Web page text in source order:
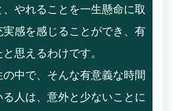
やれることを一生懸命に取
感を感じることができ、有
思えるわけです。
中で、そんな有意義な時間
人は、意外と少ないことに